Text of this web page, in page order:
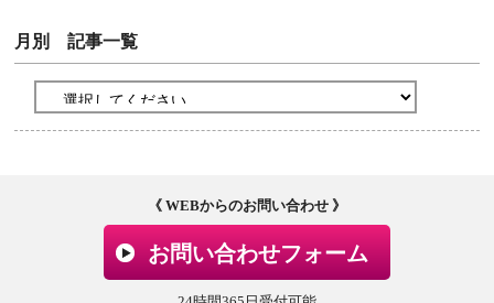
月別 記事一覧
《 WEBからのお問い合わせ 》
お問い合わせフォーム